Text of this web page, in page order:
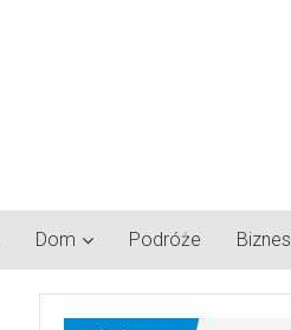
Dom Podróże Biznes